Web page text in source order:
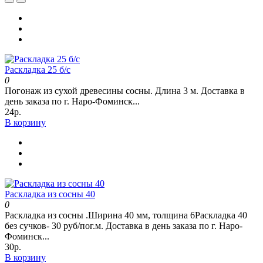
Раскладка 25 б/с
0
Погонаж из сухой древесины сосны. Длина 3 м. Доставка в
день заказа по г. Наро-Фоминск...
24р.
В корзину
Раскладка из сосны 40
0
Раскладка из сосны .Ширина 40 мм, толщина 6Раскладка 40
без сучков- 30 руб/пог.м. Доставка в день заказа по г. Наро-
Фоминск...
30р.
В корзину